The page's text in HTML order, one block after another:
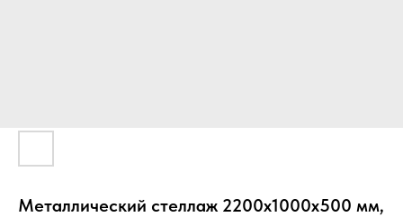
Металлический стеллаж 2200х1000х500 мм,